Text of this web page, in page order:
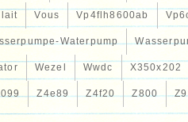
Vous Vp4flh8600ab
Waterpump
Wezel Wwdc X350x202
Z4e89 Z4f20 Z800